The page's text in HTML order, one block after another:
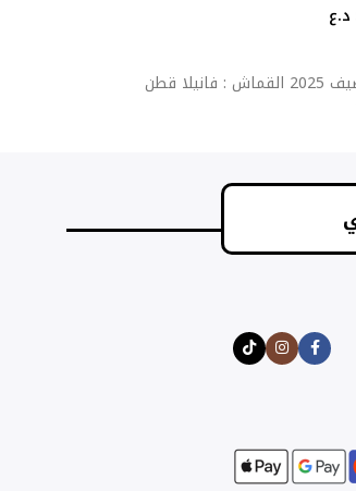
د.ع
اوفر صيف 2025 القماش : فانيلا قطن